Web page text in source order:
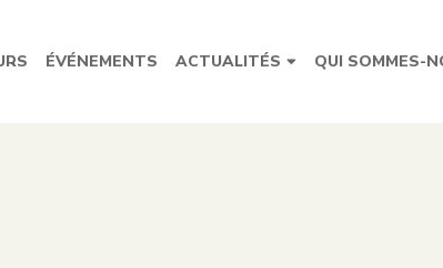
ÉVÉNEMENTS ACTUALITÉS QUI SOMMES-